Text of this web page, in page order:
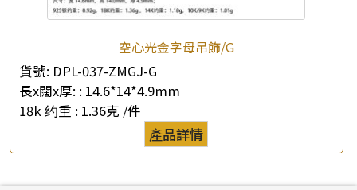
空心光金字母吊飾/G
貨號: DPL-037-ZMGJ-G
長x闊x厚: : 14.6*14*4.9mm
18k 约重 : 1.36克 /件
產品詳情